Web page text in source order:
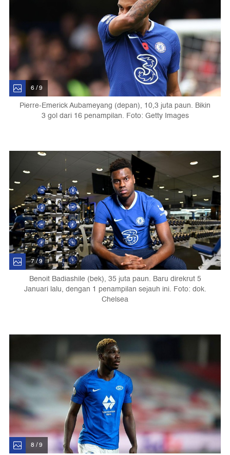
6 / 9
Pierre-Emerick Aubameyang (depan), 10,3 juta paun. Bikin
3 gol dari 16 penampilan. Foto: Getty Images
7 / 9
Benoit Badiashile (bek), 35 juta paun. Baru direkrut 5
Januari lalu, dengan 1 penampilan sejauh ini. Foto: dok.
Chelsea
8 / 9